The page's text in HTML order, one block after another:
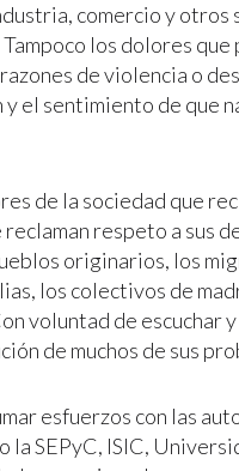
comercio y otros
los dolores
de violencia o
el sentimiento de que
de la sociedad que
respeto a sus
originarios, los
los colectivos de
voluntad de escuchar
de muchos de sus
esfuerzos con las
la SEPyC, ISIC,